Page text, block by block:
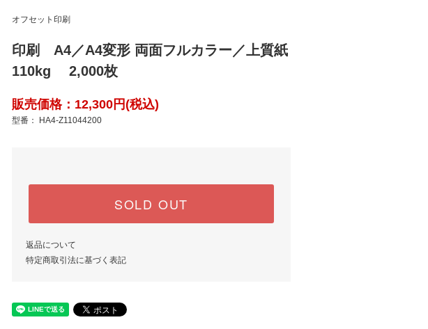
オフセット印刷
印刷 A4／A4変形 両面フルカラー／上質紙
110kg 2,000枚
販売価格：12,300円(税込)
型番： HA4-Z11044200
SOLD OUT
返品について
特定商取引法に基づく表記